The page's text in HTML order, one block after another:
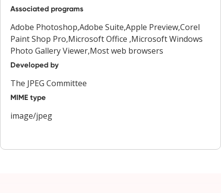
Associated programs
Adobe Photoshop,Adobe Suite,Apple Preview,Corel
Paint Shop Pro,Microsoft Office ,Microsoft Windows
Photo Gallery Viewer,Most web browsers
Developed by
The JPEG Committee
MIME type
image/jpeg